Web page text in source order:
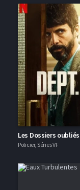
Les Dossiers oubliés
Policier, Séries VF